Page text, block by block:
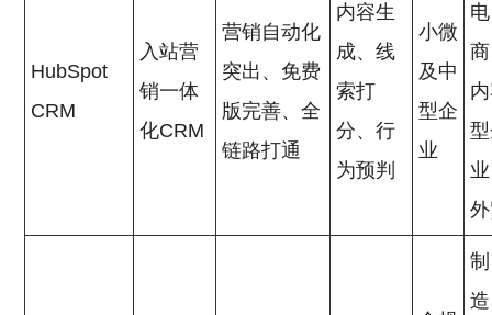
HubSpot
CRM
入站营
销一体
化CRM
营销自动化
突出、免费
版完善、全
链路打通
内容生
成、线
索打
分、行
为预判
小微
及中
型企
业
电
制